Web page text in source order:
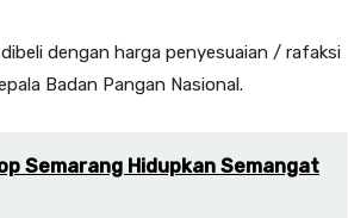
dengan harga penyesuaian / rafaksi
Badan Pangan Nasional.
Semarang Hidupkan Semangat